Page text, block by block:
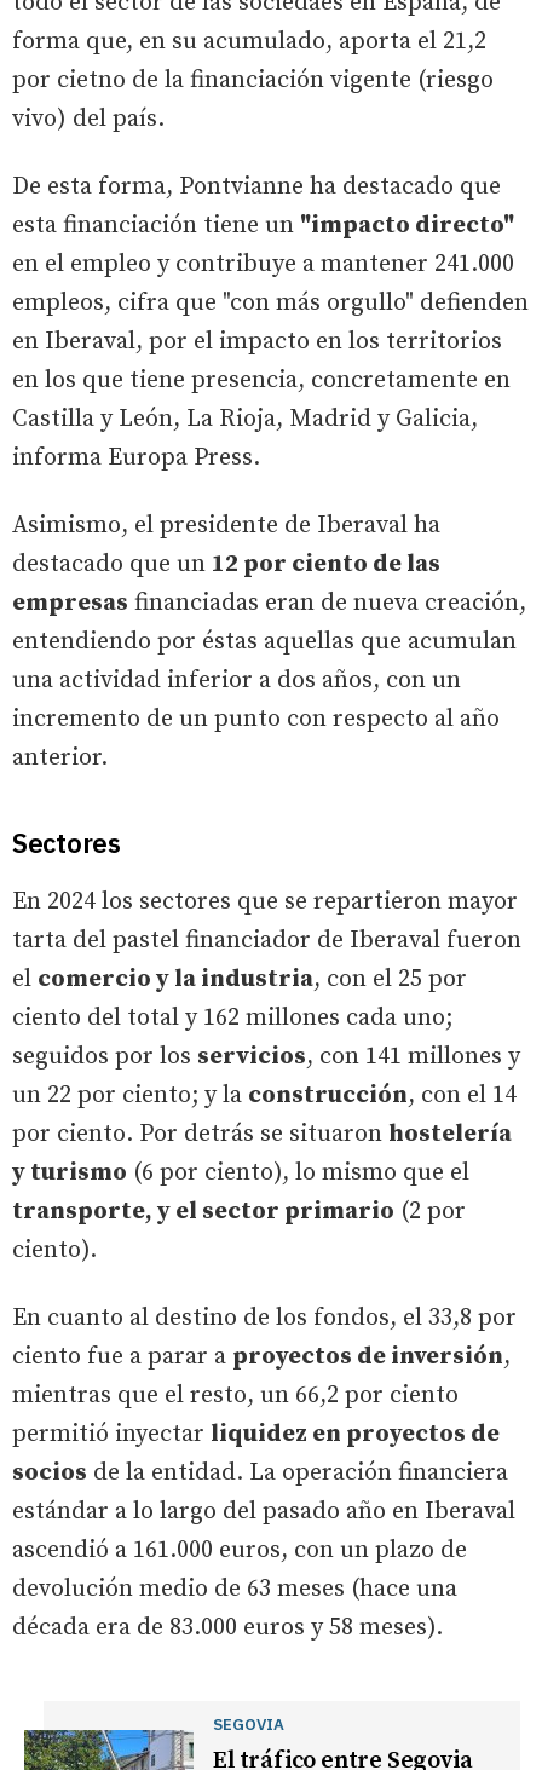
forma que, en su acumulado, aporta el 21,2
por cietno de la financiación vigente (riesgo
vivo) del país.
De esta forma, Pontvianne ha destacado que
esta financiación tiene un "impacto directo"
en el empleo y contribuye a mantener 241.000
empleos, cifra que "con más orgullo" defienden
en Iberaval, por el impacto en los territorios
en los que tiene presencia, concretamente en
Castilla y León, La Rioja, Madrid y Galicia,
informa Europa Press.
Asimismo, el presidente de Iberaval ha
destacado que un 12 por ciento de las
empresas financiadas eran de nueva creación,
entendiendo por éstas aquellas que acumulan
una actividad inferior a dos años, con un
incremento de un punto con respecto al año
anterior.
Sectores
En 2024 los sectores que se repartieron mayor
tarta del pastel financiador de Iberaval fueron
el comercio y la industria, con el 25 por
ciento del total y 162 millones cada uno;
seguidos por los servicios, con 141 millones y
un 22 por ciento; y la construcción, con el 14
por ciento. Por detrás se situaron hostelería
y turismo (6 por ciento), lo mismo que el
transporte, y el sector primario (2 por
ciento).
En cuanto al destino de los fondos, el 33,8 por
ciento fue a parar a proyectos de inversión,
mientras que el resto, un 66,2 por ciento
permitió inyectar liquidez en proyectos de
socios de la entidad. La operación financiera
estándar a lo largo del pasado año en Iberaval
ascendió a 161.000 euros, con un plazo de
devolución medio de 63 meses (hace una
década era de 83.000 euros y 58 meses).
SEGOVIA
El tráfico entre Segovia